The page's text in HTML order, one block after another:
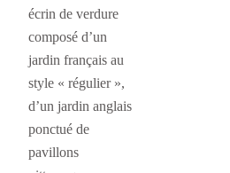
écrin de verdure
composé d’un
jardin français au
style « régulier »,
d’un jardin anglais
ponctué de
pavillons